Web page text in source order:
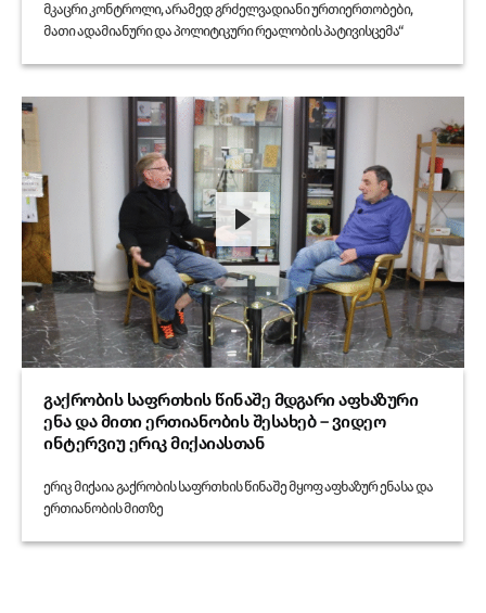
მკაცრი კონტროლი, არამედ გრძელვადიანი ურთიერთობები,
მათი ადამიანური და პოლიტიკური რეალობის პატივისცემა“
გაქრობის საფრთხის წინაშე მდგარი აფხაზური
ენა და მითი ერთიანობის შესახებ – ვიდეო
ინტერვიუ ერიკ მიქაიასთან
ერიკ მიქაია გაქრობის საფრთხის წინაშე მყოფ აფხაზურ ენასა და
ერთიანობის მითზე